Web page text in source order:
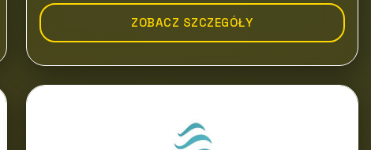
ZOBACZ SZCZEGÓŁY